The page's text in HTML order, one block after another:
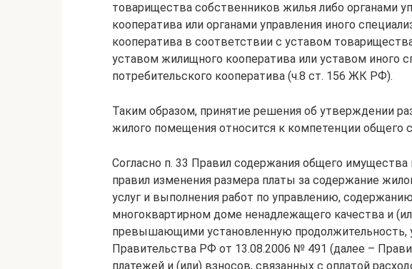
товарищества собственников жилья либо органами
кооператива или органами управления иного
кооператива в соответствии с уставом
уставом жилищного кооператива или уставом иного
потребительского кооператива (ч.8 ст. 156 ЖК РФ).
Таким образом, принятие решения об утверждении
жилого помещения относится к компетенции
Согласно п. 33 Правил содержания общего
правил изменения размера платы за содержание
услуг и выполнения работ по управлению,
многоквартирном доме ненадлежащего качества и
превышающими установленную
Правительства РФ от 13.08.2006 № 491 (далее –
платежей и (или) взносов, связанных с оплатой